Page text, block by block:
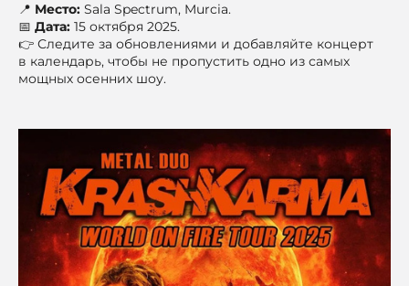
📍 Место: Sala Spectrum, Murcia.
📅 Дата: 15 октября 2025.
👉 Следите за обновлениями и добавляйте концерт
в календарь, чтобы не пропустить одно из самых
мощных осенних шоу.